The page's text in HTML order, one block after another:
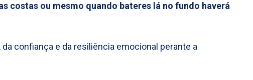
costas ou mesmo quando bateres lá no fundo haverá
confiança e da resiliência emocional perante a